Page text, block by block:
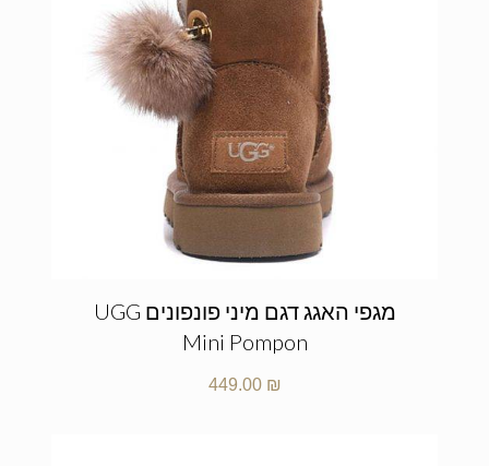
מגפי האגג דגם מיני פונפונים UGG
Mini Pompon
449.00 ₪